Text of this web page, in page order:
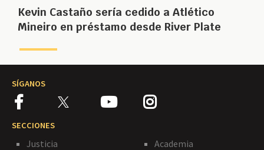
Kevin Castaño sería cedido a Atlético
Mineiro en préstamo desde River Plate
SÍGANOS
SECCIONES
Justicia
Academia